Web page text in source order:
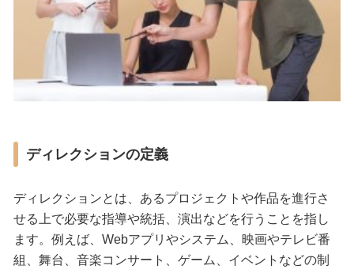
ディレクションの定義
ディレクションとは、あるプロジェクトや作品を進行さ
せる上で必要な指導や統括、演出などを行うことを指し
ます。例えば、Webアプリやシステム、映画やテレビ番
組、舞台、音楽コンサート、ゲーム、イベントなどの制